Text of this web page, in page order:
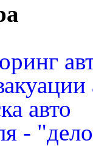
авто
-